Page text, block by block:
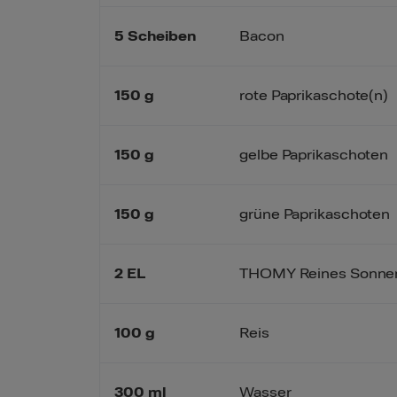
5 Scheiben
150 g
150 g
150 g
2 EL
100 g
300 ml
Bacon
rote Paprikaschote(n)
gelbe Paprikaschoten
grüne Paprikaschoten
THOMY Reines
Reis
Wasser